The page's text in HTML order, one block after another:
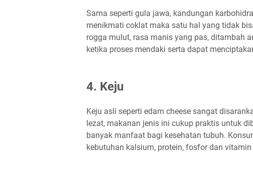
Sama seperti gula jawa, kandungan
menikmati coklat maka satu hal yang tidak
rogga mulut, rasa manis yang pas, ditambah
ketika proses mendaki serta dapat
4. Keju
Keju asli seperti edam cheese sangat
lezat, makanan jenis ini cukup praktis untuk
banyak manfaat bagi kesehatan tubuh.
kebutuhan kalsium, protein, fosfor dan